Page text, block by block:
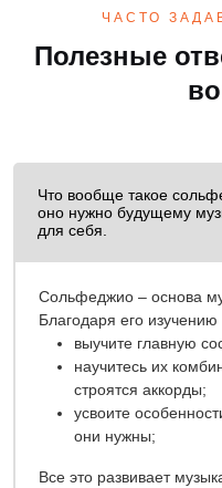
ЧАСТО
Полезные
Что вообще такое
оно нужно будущему
для себя.
Сольфеджио – основа
Благодаря его изучению
выучите главную
научитесь их
строятся аккорды;
усвоите
они нужны;
Все это развивает